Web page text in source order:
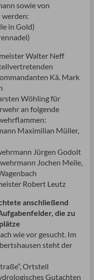
sowie von
in Gold)
Walter Neff
Kä. Mark
Wöhling für
an folgende
Maximilian Müller,
Jürgen Godolt
Jochen Meile,
Robert Leutz
anschließend
die zu
wie vor gesucht. Im
steht der
Ortsteil
Gutachten